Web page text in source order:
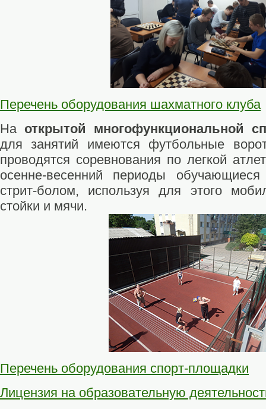
Перечень оборудования шахматного клуба
На открытой многофункциональной
для занятий имеются футбольные
проводятся соревнования по легкой
осенне-весенний периоды
стрит-болом, используя для этого
стойки и мячи.
Перечень оборудования спорт-площадки
Лицензия на образовательную